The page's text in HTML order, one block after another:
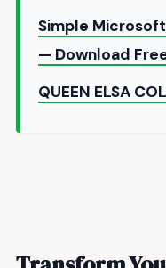
Simple
— Download
QUEEN ELSA